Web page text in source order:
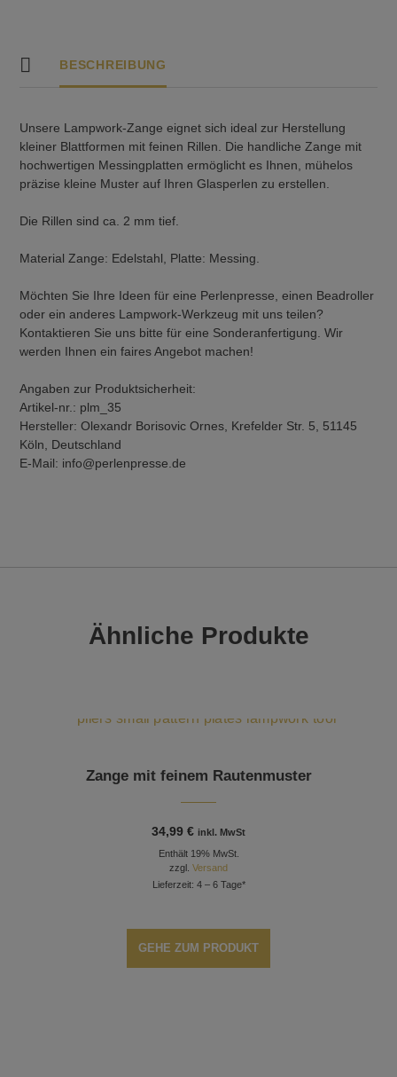
BESCHREIBUNG
Unsere Lampwork-Zange eignet sich ideal zur Herstellung
kleiner Blattformen mit feinen Rillen. Die handliche Zange mit
hochwertigen Messingplatten ermöglicht es Ihnen, mühelos
präzise kleine Muster auf Ihren Glasperlen zu erstellen.
Die Rillen sind ca. 2 mm tief.
Material Zange: Edelstahl, Platte: Messing.
Möchten Sie Ihre Ideen für eine Perlenpresse, einen Beadroller
oder ein anderes Lampwork-Werkzeug mit uns teilen?
Kontaktieren Sie uns bitte für eine Sonderanfertigung. Wir
werden Ihnen ein faires Angebot machen!
Angaben zur Produktsicherheit:
Artikel-nr.: plm_35
Hersteller: Olexandr Borisovic Ornes, Krefelder Str. 5, 51145
Köln, Deutschland
E-Mail: info@perlenpresse.de
Ähnliche Produkte
Zange mit feinem Rautenmuster
34,99€ inkl. MwSt
Enthält 19% MwSt.
zzgl.Versand
Lieferzeit: 4 – 6 Tage*
GEHE ZUM PRODUKT